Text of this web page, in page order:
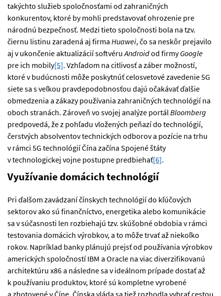
takýchto služieb spoločnosťami od zahraničných
konkurentov, ktoré by mohli predstavovať ohrozenie pre
národnú bezpečnosť. Medzi tieto spoločnosti bola na tzv.
čiernu listinu zaradená aj firma Huawei, čo sa neskôr prejavilo
aj v ukončenie aktualizácií softvéruAndroidod firmyGoogle
pre ich mobily[5]. Vzhľadom na citlivosť a záber možností,
ktoré v budúcnosti môže poskytnúť celosvetové zavedenie 5G
siete sa s veľkou pravdepodobnosťou dajú očakávať ďalšie
obmedzenia a zákazy používania zahraničných technológií na
oboch stranách. Zároveň vo svojej analýze portálBloomberg
predpovedá, že z pohľadu vložených peňazí do technológií,
čerstvých absolventov technických odborov a pozície na trhu
v rámci 5G technológií Čína začína Spojené štáty
v technologickej vojne postupne predbiehať[6].
Využívanie domácich technológií
Pri ďalšom zavádzaní čínskych technológií do kľúčových
sektorov ako sú finančníctvo, energetika alebo komunikácie
sa v súčasnosti len rozbiehajú tzv. skúšobné obdobia v rámci
testovania domácich výrobkov, a to môže trvať až niekoľko
rokov. Napríklad banky plánujú prejsť od používania výrobkov
amerických spoločností IBM a Oracle na viac diverzifikovanú
architektúru x86 a následne sa v ideálnom prípade dostať až
k používaniu produktov, ktoré sú kompletne vyrobené